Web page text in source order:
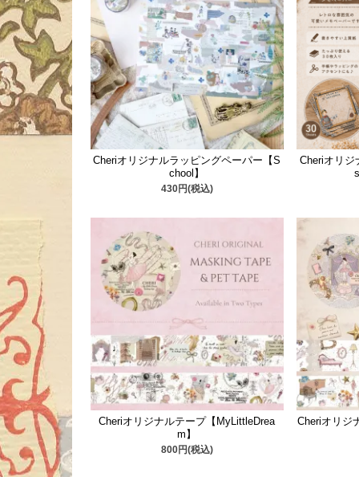
Cheriオリジナルラッピングペーパー【S
chool】
430円(税込)
Cheriオリジ
Cheriオリジナルテープ【MyLittleDrea
m】
800円(税込)
Cheriオリジ